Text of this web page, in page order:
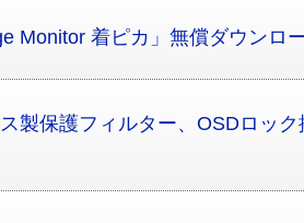
Monitor 着ピカ」無償ダウンロ
製保護フィルター、OSDロック